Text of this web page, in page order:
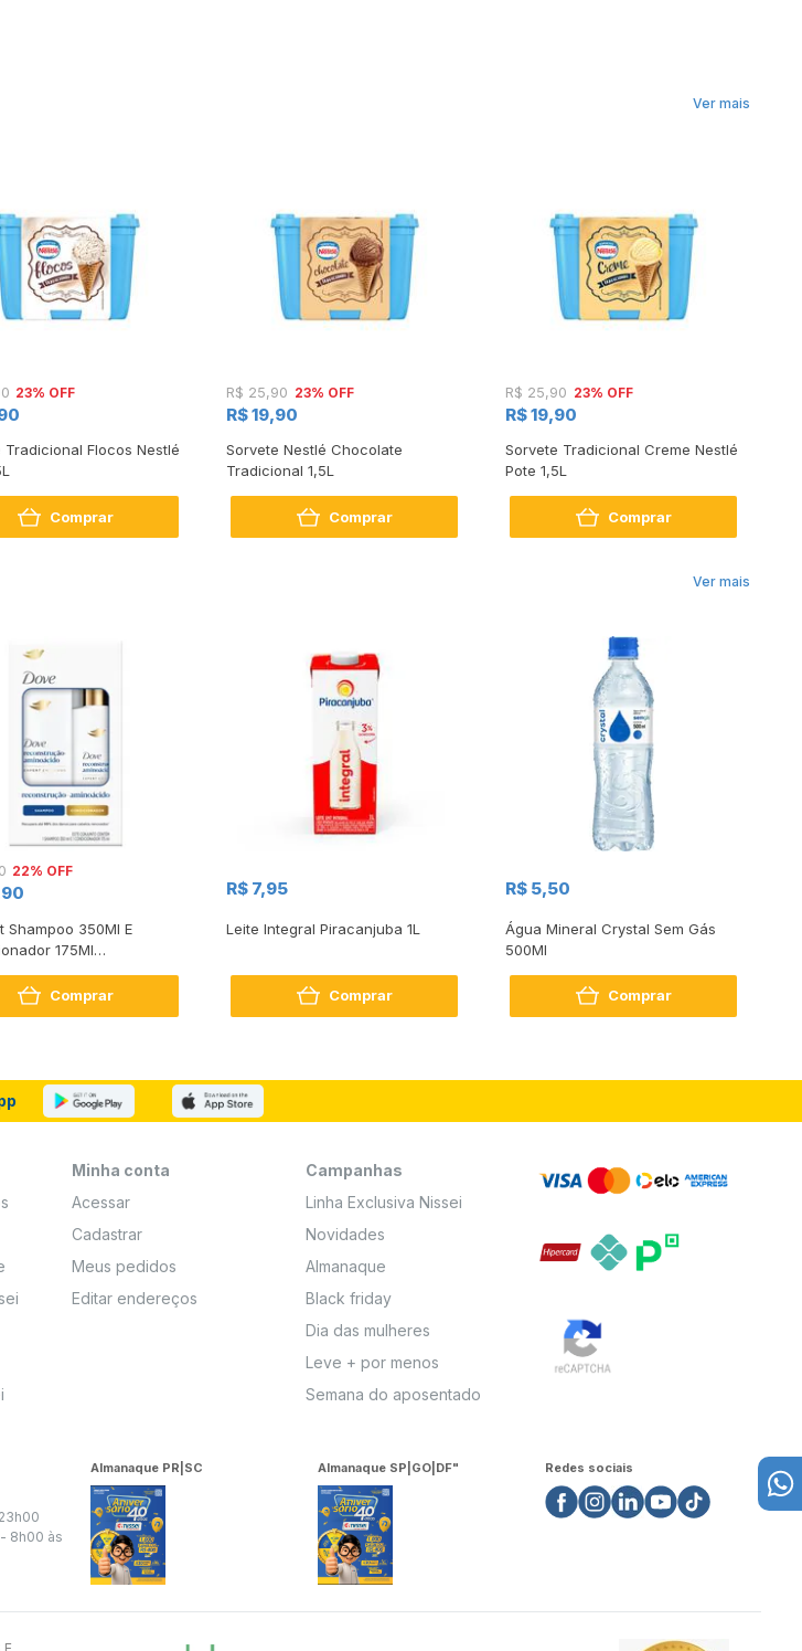
Ver mais
23% OFF
Tradicional Flocos Nestlé
Comprar
R$ 25,90 23% OFF
R$ 19,90
Sorvete Nestlé Chocolate
Tradicional 1,5L
Comprar
R$ 25,90 23% OFF
R$ 19,90
Sorvete Tradicional Creme Nestlé
Pote 1,5L
Comprar
Ver mais
22% OFF
Shampoo 350Ml E
175Ml
Comprar
R$ 7,95
Leite Integral Piracanjuba 1L
Comprar
R$ 5,50
Água Mineral Crystal Sem Gás
500Ml
Comprar
Minha conta
Acessar
Cadastrar
Meus pedidos
Editar endereços
Campanhas
Linha Exclusiva Nissei
Novidades
Almanaque
Black friday
Dia das mulheres
Leve + por menos
Semana do aposentado
8h00 às
Almanaque PR|SC Almanaque SP|GO|DF" Redes sociais